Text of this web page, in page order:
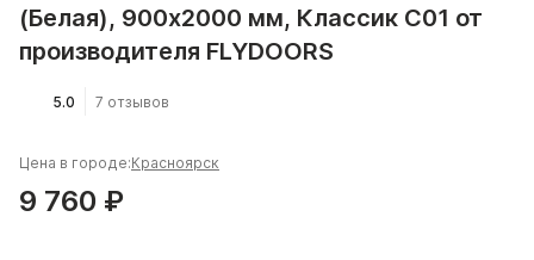
(Белая), 900x2000 мм, Классик C01 от
производителя FLYDOORS
5.0 7 отзывов
Цена в городе:Красноярск
9 760 ₽